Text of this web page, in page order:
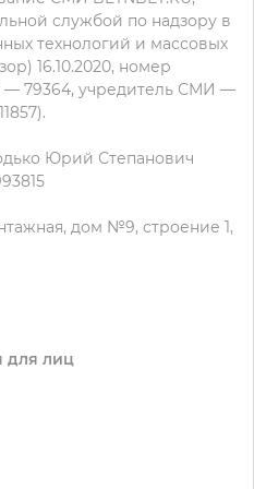
для лиц
службой по надзору в
технологий и массовых
16.10.2020, номер
79364, учредитель СМИ —
Юрий Степанович
дом №9, строение 1,